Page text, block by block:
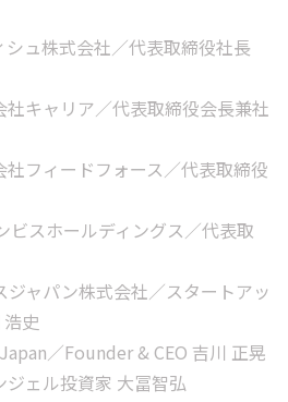
シュ株式会社／代表取締役社長
社キャリア／代表取締役会長兼社
社フィードフォース／代表取締役
ビスホールディングス／代表取
ャパン株式会社／スタートアッ
史
／Founder & CEO 吉川 正晃
ェル投資家 大冨智弘